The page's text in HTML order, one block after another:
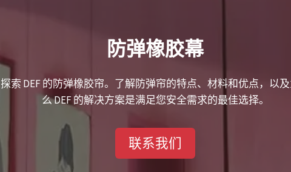
防弹橡胶幕
探索 DEF 的防弹橡胶帘。了解防弹帘的特点、材料和优点，以
么 DEF 的解决方案是满足您安全需求的最佳选择。
联系我们